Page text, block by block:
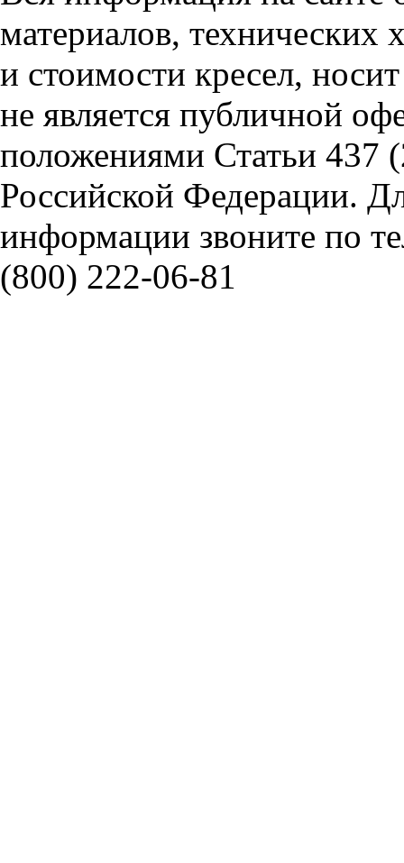
материалов, технических
и стоимости кресел,
не является публичной
положениями Статьи 437
Российской Федерации.
информации звоните по
(800) 222-06-81